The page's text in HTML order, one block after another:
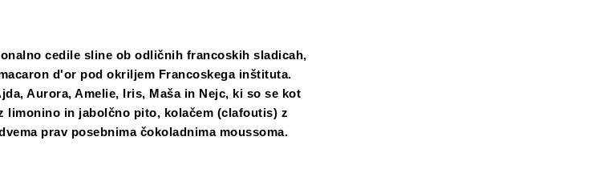
cedile sline ob odličnih francoskih sladicah,
d'or pod okriljem Francoskega inštituta.
Aurora, Amelie, Iris, Maša in Nejc, ki so se kot
limonino in jabolčno pito, kolačem (clafoutis) z
prav posebnima čokoladnima moussoma.